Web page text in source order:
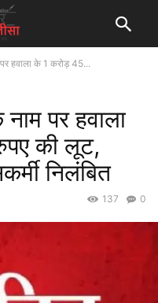
हवाला के 1 करोड़ 45...
पर हवाला
की लूट,
निलंबित
0
137